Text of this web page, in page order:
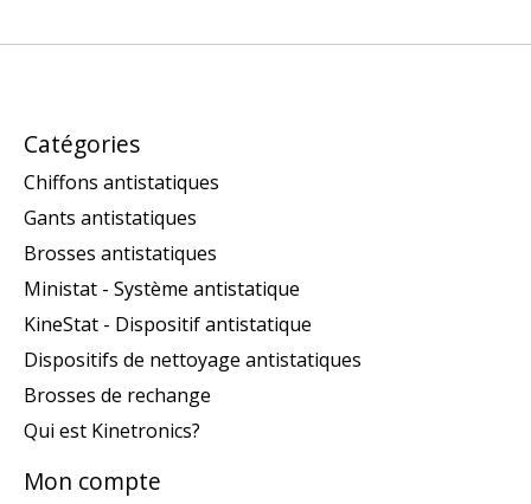
Catégories
Chiffons antistatiques
Gants antistatiques
Brosses antistatiques
Ministat - Système antistatique
KineStat - Dispositif antistatique
Dispositifs de nettoyage antistatiques
Brosses de rechange
Qui est Kinetronics?
Mon compte